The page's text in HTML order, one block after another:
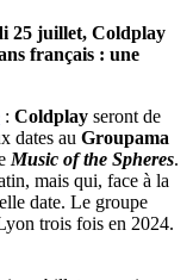
25 juillet, Coldplay
français : une
: Coldplay seront de
dates au Groupama
Music of the Spheres.
mais qui, face à la
date. Le groupe
trois fois en 2024.